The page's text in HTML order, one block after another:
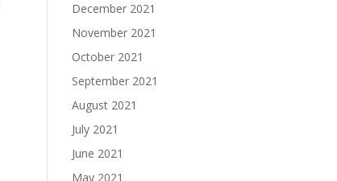
December 2021
November 2021
October 2021
September 2021
August 2021
July 2021
June 2021
May 2021